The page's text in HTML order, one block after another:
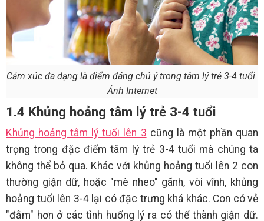
Cảm xúc đa dạng là điểm đáng chú ý trong tâm lý trẻ 3-4 tuổi.
Ảnh Internet
1.4 Khủng hoảng tâm lý trẻ 3-4 tuổi
Khủng hoảng tâm lý tuổi lên 3 cũng là một phần quan
trọng trong đặc điểm tâm lý trẻ 3-4 tuổi mà chúng ta
không thể bỏ qua. Khác với khủng hoảng tuổi lên 2 con
thường giận dữ, hoặc "mè nheo" gãnh, vòi vĩnh, khủng
hoảng tuổi lên 3-4 lại có đặc trưng khá khác. Con có vẻ
"đằm" hơn ở các tình huống lý ra có thể thành giận dữ.